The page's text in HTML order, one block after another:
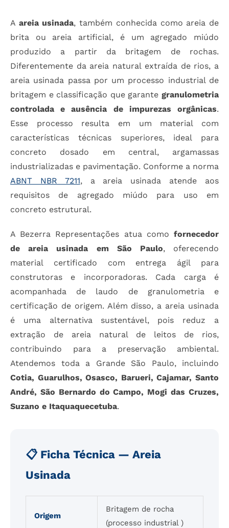
A areia usinada, também conhecida como areia de
brita ou areia artificial, é um agregado miúdo
produzido a partir da britagem de rochas.
Diferentemente da areia natural extraída de rios, a
areia usinada passa por um processo industrial de
britagem e classificação que garante granulometria
controlada e ausência de impurezas orgânicas.
Esse processo resulta em um material com
características técnicas superiores, ideal para
concreto dosado em central, argamassas
industrializadas e pavimentação. Conforme a norma
ABNT NBR 7211, a areia usinada atende aos
requisitos de agregado miúdo para uso em
concreto estrutural.
A Bezerra Representações atua como fornecedor
de areia usinada em São Paulo, oferecendo
material certificado com entrega ágil para
construtoras e incorporadoras. Cada carga é
acompanhada de laudo de granulometria e
certificação de origem. Além disso, a areia usinada
é uma alternativa sustentável, pois reduz a
extração de areia natural de leitos de rios,
contribuindo para a preservação ambiental.
Atendemos toda a Grande São Paulo, incluindo
Cotia, Guarulhos, Osasco, Barueri, Cajamar, Santo
André, São Bernardo do Campo, Mogi das Cruzes,
Suzano e Itaquaquecetuba.
📋 Ficha Técnica — Areia
Usinada
Origem
Britagem de rocha
(processo industrial )